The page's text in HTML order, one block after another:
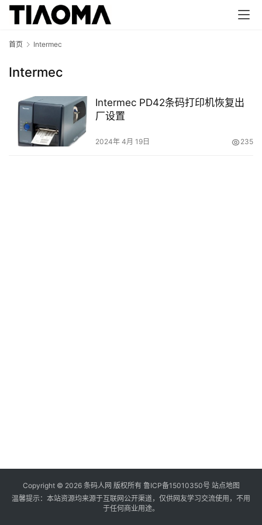
首页 Intermec
Intermec
Intermec PD42条码打印机恢复出
厂设置
2024年 4月 19日 235
Copyright © 2026 条码人网 版权所有 鲁ICP备15010350号 站点地图
温馨提示：本站资源均来源于互联网公开渠道，仅供网友学习交流使用，不用
于任何商业用途。